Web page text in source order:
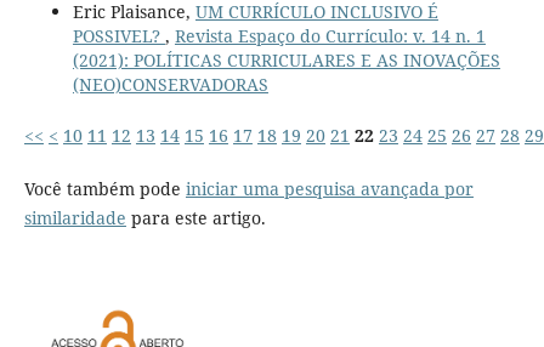
Eric Plaisance, UM CURRÍCULO INCLUSIVO É
POSSIVEL? , Revista Espaço do Currículo: v. 14 n. 1
(2021): POLÍTICAS CURRICULARES E AS INOVAÇÕES
(NEO)CONSERVADORAS
<< < 10 11 12 13 14 15 16 17 18 19 20 21 22 23 24 25 26 27 28 29
Você também pode iniciar uma pesquisa avançada por
similaridade para este artigo.